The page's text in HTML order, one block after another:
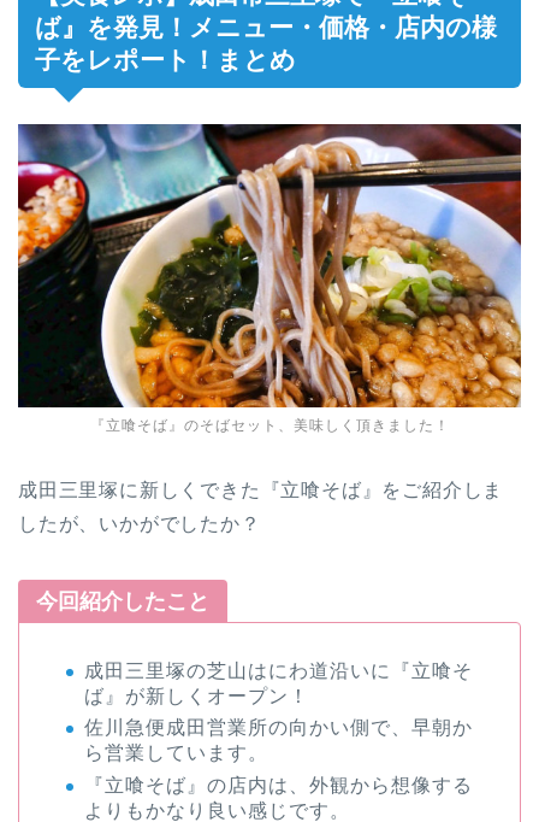
ば』を発見！メニュー・価格・店内の様
子をレポート！まとめ
『立喰そば』のそばセット、美味しく頂きました！
成田三里塚に新しくできた『立喰そば』をご紹介しま
したが、いかがでしたか？
今回紹介したこと
成田三里塚の芝山はにわ道沿いに『立喰そ
ば』が新しくオープン！
佐川急便成田営業所の向かい側で、早朝か
ら営業しています。
『立喰そば』の店内は、外観から想像する
よりもかなり良い感じです。